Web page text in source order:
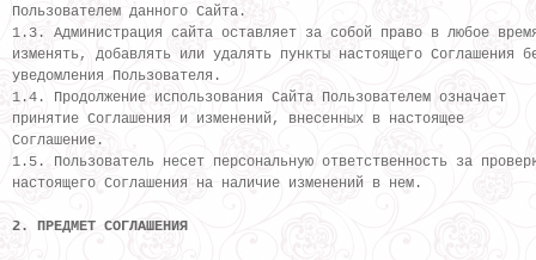
Пользователем данного Сайта.
1.3. Администрация сайта оставляет за собой право в любое
изменять, добавлять или удалять пункты настоящего Соглашения
уведомления Пользователя.
1.4. Продолжение использования Сайта Пользователем означает
принятие Соглашения и изменений, внесенных в настоящее
Соглашение.
1.5. Пользователь несет персональную ответственность за
настоящего Соглашения на наличие изменений в нем.
2. ПРЕДМЕТ СОГЛАШЕНИЯ